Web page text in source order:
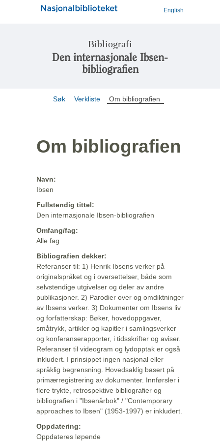
English
Bibliografi
Den internasjonale Ibsen-
bibliografien
Søk Verkliste Om bibliografien
Om bibliografien
Navn:
Ibsen
Fullstendig tittel:
Den internasjonale Ibsen-bibliografien
Omfang/fag:
Alle fag
Bibliografien dekker:
Referanser til: 1) Henrik Ibsens verker på
originalspråket og i oversettelser, både som
selvstendige utgivelser og deler av andre
publikasjoner. 2) Parodier over og omdiktninger
av Ibsens verker. 3) Dokumenter om Ibsens liv
og forfatterskap: Bøker, hovedoppgaver,
småtrykk, artikler og kapitler i samlingsverker
og konferanserapporter, i tidsskrifter og aviser.
Referanser til videogram og lydopptak er også
inkludert. I prinsippet ingen nasjonal eller
språklig begrensning. Hovedsaklig basert på
primærregistrering av dokumenter. Innførsler i
flere trykte, retrospektive bibliografier og
bibliografien i "Ibsenårbok" / "Contemporary
approaches to Ibsen" (1953-1997) er inkludert.
Oppdatering:
Oppdateres løpende